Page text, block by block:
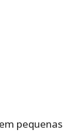
pequenas